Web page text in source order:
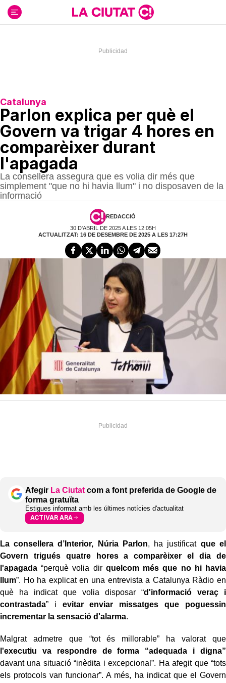
contenido
Catalunya
Parlon explica per què el
Govern va trigar 4 hores en
comparèixer durant
l'apagada
La consellera assegura que es volia dir més que
simplement "que no hi havia llum" i no disposaven de la
informació
REDACCIÓ
30 D'ABRIL DE 2025 A LES 12:05H
ACTUALITZAT: 16 DE DESEMBRE DE 2025 A LES 17:27H
Afegir La Ciutat com a font preferida de Google de
forma gratuïta
Estigues informat amb les últimes notícies d'actualitat
ACTIVAR ARA
La consellera d’Interior, Núria Parlon, ha justificat que el
Govern trigués quatre hores a comparèixer el dia de
l'apagada “perquè volia dir quelcom més que no hi havia
llum”. Ho ha explicat en una entrevista a Catalunya Ràdio en
què ha indicat que volia disposar “d'informació veraç i
contrastada” i evitar enviar missatges que poguessin
incrementar la sensació d'alarma.
Malgrat admetre que “tot és millorable” ha valorat que
l'executiu va respondre de forma “adequada i digna”
davant una situació “inèdita i excepcional”. Ha afegit que “tots
els protocols van funcionar”. A més, ha indicat que el Govern